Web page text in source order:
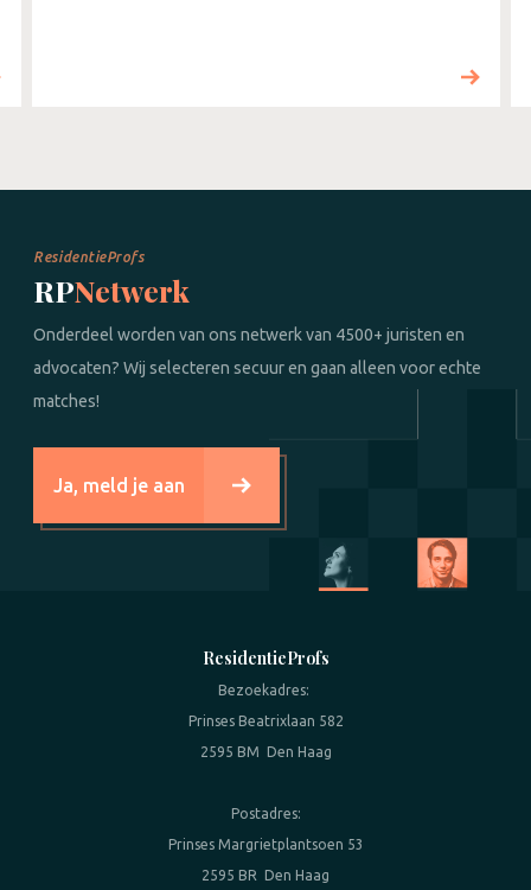
ResidentieProfs
RPNetwerk
Onderdeel worden van ons netwerk van 4500+ juristen en
advocaten? Wij selecteren secuur en gaan alleen voor echte
matches!
Ja, meld je aan
ResidentieProfs
Bezoekadres:
Prinses Beatrixlaan 582
2595 BM Den Haag
Postadres:
Prinses Margrietplantsoen 53
2595 BR Den Haag